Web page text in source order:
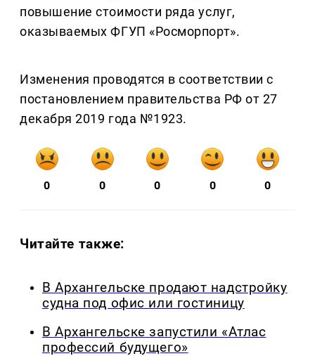
повышение стоимости ряда услуг,
оказываемых ФГУП «Росморпорт».
Изменения проводятся в соответствии с
постановлением правительства РФ от 27
декабря 2019 года №1923.
0 0 0 0 0
Читайте также:
В Архангельске продают надстройку
судна под офис или гостиницу
В Архангельске запустили «Атлас
профессий будущего»